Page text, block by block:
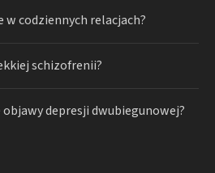
w codziennych relacjach?
schizofrenii?
depresji dwubiegunowej?